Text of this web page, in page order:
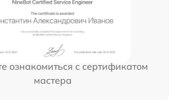
ознакомиться с сертификатом
мастера